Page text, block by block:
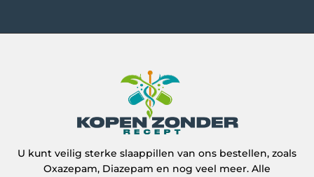
U kunt veilig sterke slaappillen van ons bestellen, zoals
Oxazepam, Diazepam en nog veel meer. Alle